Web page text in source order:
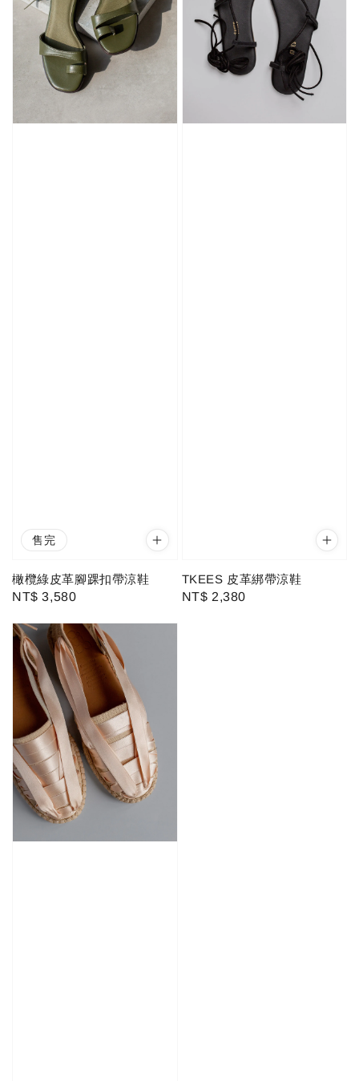
售完
橄欖綠皮革腳踝扣帶涼鞋
Regular
NT$ 3,580
TKEES 皮革綁帶涼鞋
Regular
NT$ 2,380